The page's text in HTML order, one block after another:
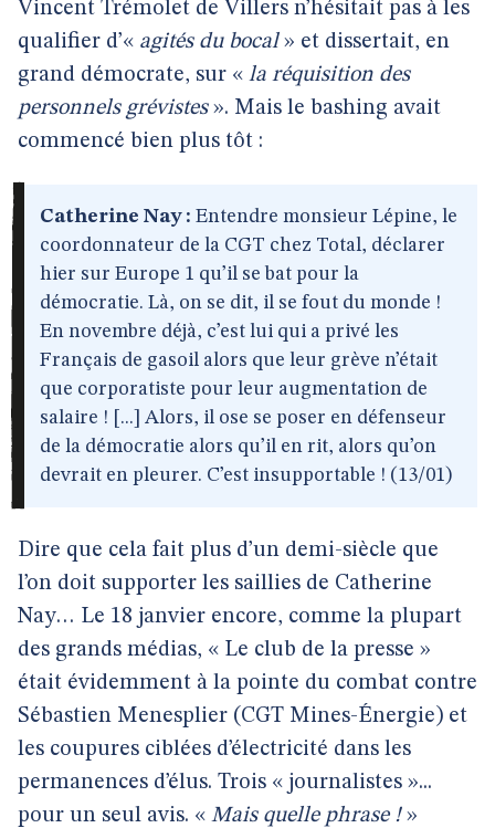
Vincent Trémolet de Villers n’hésitait pas à les
qualifier d’« agités du bocal» et dissertait, en
grand démocrate, sur « la réquisition des
personnels grévistes». Mais le bashing avait
commencé bien plus tôt :
Catherine Nay : Entendre monsieur Lépine, le
coordonnateur de la CGT chez Total, déclarer
hier sur Europe 1 qu’il se bat pour la
démocratie. Là, on se dit, il se fout du monde !
En novembre déjà, c’est lui qui a privé les
Français de gasoil alors que leur grève n’était
que corporatiste pour leur augmentation de
salaire ! [...] Alors, il ose se poser en défenseur
de la démocratie alors qu’il en rit, alors qu’on
devrait en pleurer. C’est insupportable ! (13/01)
Dire que cela fait plus d’un demi-siècle que
l’on doit supporter les saillies de Catherine
Nay… Le 18 janvier encore, comme la plupart
des grands médias, « Le club de la presse »
était évidemment à la pointe du combat contre
Sébastien Menesplier (CGT Mines-Énergie) et
les coupures ciblées d’électricité dans les
permanences d’élus. Trois « journalistes »...
pour un seul avis. « Mais quelle phrase !»